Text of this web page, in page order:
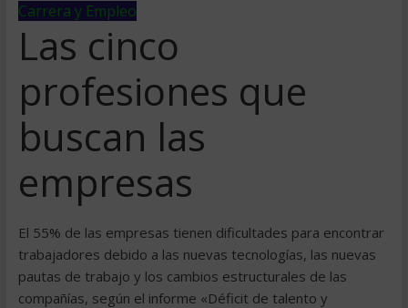
Carrera y Empleo
Las cinco
profesiones que
buscan las
empresas
El 55% de las empresas tienen dificultades para encontrar
trabajadores debido a las nuevas tecnologías, las nuevas
pautas de trabajo y los cambios estructurales de las
compañías, según el informe «Déficit de talento y